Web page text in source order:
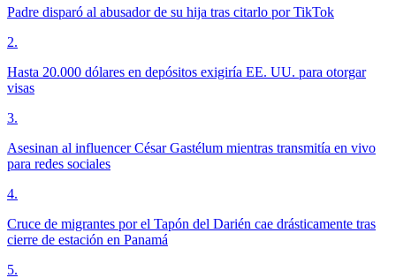
Padre disparó al abusador de su hija tras citarlo por TikTok
2.
Hasta 20.000 dólares en depósitos exigiría EE. UU. para otorgar
visas
3.
Asesinan al influencer César Gastélum mientras transmitía en vivo
para redes sociales
4.
Cruce de migrantes por el Tapón del Darién cae drásticamente tras
cierre de estación en Panamá
5.